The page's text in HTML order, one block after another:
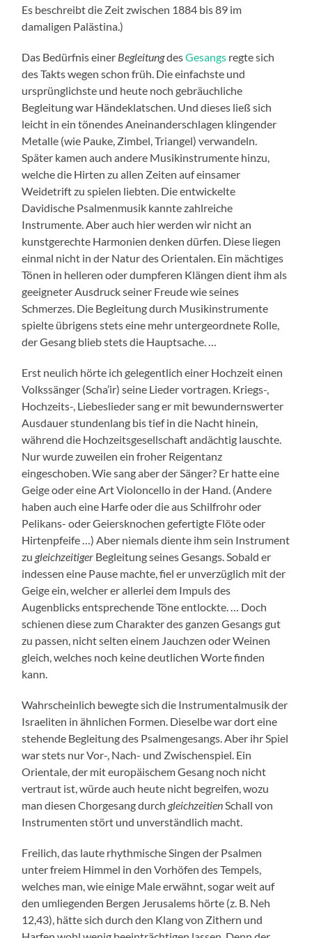
Es beschreibt die Zeit zwischen 1884 bis 89 im
damaligen Palästina.)
Das Bedürfnis einer BegleitungdesGesangs regte sich
des Takts wegen schon früh. Die einfachste und
ursprünglichste und heute noch gebräuchliche
Begleitung war Händeklatschen. Und dieses ließ sich
leicht in ein tönendes Aneinanderschlagen klingender
Metalle (wie Pauke, Zimbel, Triangel) verwandeln.
Später kamen auch andere Musikinstrumente hinzu,
welche die Hirten zu allen Zeiten auf einsamer
Weidetrift zu spielen liebten. Die entwickelte
Davidische Psalmenmusik kannte zahlreiche
Instrumente. Aber auch hier werden wir nicht an
kunstgerechte Harmonien denken dürfen. Diese liegen
einmal nicht in der Natur des Orientalen. Ein mächtiges
Tönen in helleren oder dumpferen Klängen dient ihm als
geeigneter Ausdruck seiner Freude wie seines
Schmerzes. Die Begleitung durch Musikinstrumente
spielte übrigens stets eine mehr untergeordnete Rolle,
der Gesang blieb stets die Hauptsache. …
Erst neulich hörte ich gelegentlich einer Hochzeit einen
Volkssänger (Scha’ir) seine Lieder vortragen. Kriegs-,
Hochzeits-, Liebeslieder sang er mit bewundernswerter
Ausdauer stundenlang bis tief in die Nacht hinein,
während die Hochzeitsgesellschaft andächtig lauschte.
Nur wurde zuweilen ein froher Reigentanz
eingeschoben. Wie sang aber der Sänger? Er hatte eine
Geige oder eine Art Violoncello in der Hand. (Andere
haben auch eine Harfe oder die aus Schilfrohr oder
Pelikans- oder Geiersknochen gefertigte Flöte oder
Hirtenpfeife …) Aber niemals diente ihm sein Instrument
zu gleichzeitiger Begleitung seines Gesangs. Sobald er
indessen eine Pause machte, fiel er unverzüglich mit der
Geige ein, welcher er allerlei dem Impuls des
Augenblicks entsprechende Töne entlockte. … Doch
schienen diese zum Charakter des ganzen Gesangs gut
zu passen, nicht selten einem Jauchzen oder Weinen
gleich, welches noch keine deutlichen Worte finden
kann.
Wahrscheinlich bewegte sich die Instrumentalmusik der
Israeliten in ähnlichen Formen. Dieselbe war dort eine
stehende Begleitung des Psalmengesangs. Aber ihr Spiel
war stets nur Vor-, Nach- und Zwischenspiel. Ein
Orientale, der mit europäischem Gesang noch nicht
vertraut ist, würde auch heute nicht begreifen, wozu
man diesen Chorgesang durch gleichzeitien Schall von
Instrumenten stört und unverständlich macht.
Freilich, das laute rhythmische Singen der Psalmen
unter freiem Himmel in den Vorhöfen des Tempels,
welches man, wie einige Male erwähnt, sogar weit auf
den umliegenden Bergen Jerusalems hörte (z. B. Neh
12,43), hätte sich durch den Klang von Zithern und